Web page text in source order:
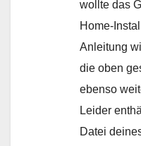
wollte das
Home-
Anleitung
die oben
ebenso
Leider
Datei